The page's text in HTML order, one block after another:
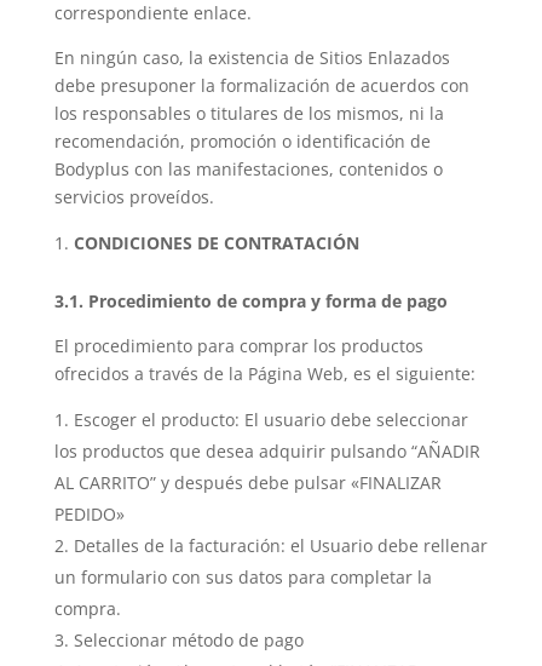
correspondiente enlace.
En ningún caso, la existencia de Sitios Enlazados
debe presuponer la formalización de acuerdos con
los responsables o titulares de los mismos, ni la
recomendación, promoción o identificación de
Bodyplus con las manifestaciones, contenidos o
servicios proveídos.
CONDICIONES DE CONTRATACIÓN
3.1. Procedimiento de compra y forma de pago
El procedimiento para comprar los productos
ofrecidos a través de la Página Web, es el siguiente:
Escoger el producto: El usuario debe seleccionar
los productos que desea adquirir pulsando “AÑADIR
AL CARRITO” y después debe pulsar «FINALIZAR
PEDIDO»
Detalles de la facturación: el Usuario debe rellenar
un formulario con sus datos para completar la
compra.
Seleccionar método de pago